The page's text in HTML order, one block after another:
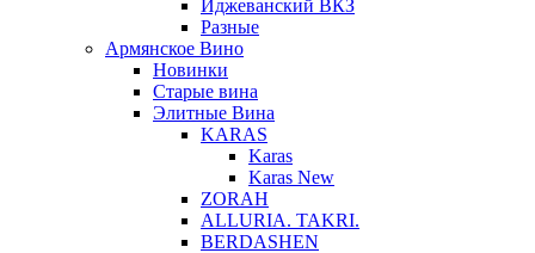
Иджеванский ВКЗ
Разные
Армянское Вино
Новинки
Старые вина
Элитные Вина
KARAS
Karas
Karas New
ZORAH
ALLURIA. TAKRI.
BERDASHEN